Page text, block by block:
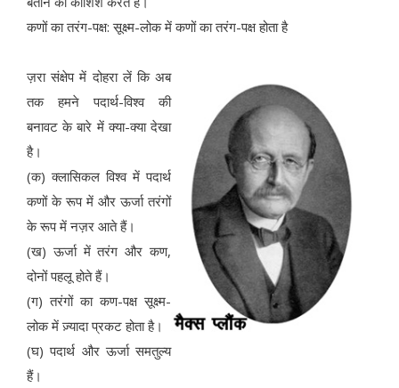
कणों का तरंग-पक्ष: सूक्ष्म-लोक में कणों का तरंग-पक्ष होता है
ज़रा संक्षेप में दोहरा लें कि अब
तक हमने पदार्थ-विश्व की
बनावट के बारे में क्या-क्या देखा
है।
(क) क्लासिकल विश्व में पदार्थ
कणों के रूप में और ऊर्जा तरंगों
के रूप में नज़र आते हैं।
(ख) ऊर्जा में तरंग और कण,
दोनों पहलू होते हैं।
(ग) तरंगों का कण-पक्ष सूक्ष्म-
लोक में ज़्यादा प्रकट होता है।
(घ) पदार्थ और ऊर्जा समतुल्य
हैं।